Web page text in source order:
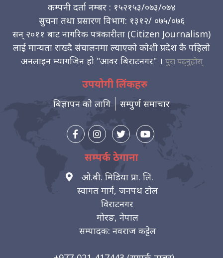
कम्पनी दर्ता नम्बर : १५२१५३/०७३/०७४
सुचना तथा प्रसारण विभाग: १३१२/ ०७५/०७६
सन् २०११ बाट नागरिक पत्रकारीता (Citizen Journalism)
लाई मान्यता राख्दै संचालनमा ल्याएको कोशी प्रदेश कै पहिलो
अनलाइन म्यागजिन हो "आवर बिराटनगर" । पुरा पढ्नुहोस्
उपयोगी लिंकहरु
बिज्ञापन को लागि सम्पुर्ण समाचार
सम्पर्क ठेगाना
ओ.बी. मिडिया प्रा. लि.
स्वागत मार्ग, जनपथ टोल
विराटनगर
मोरङ, नेपाल
सम्पादक: नवराज कट्टेल